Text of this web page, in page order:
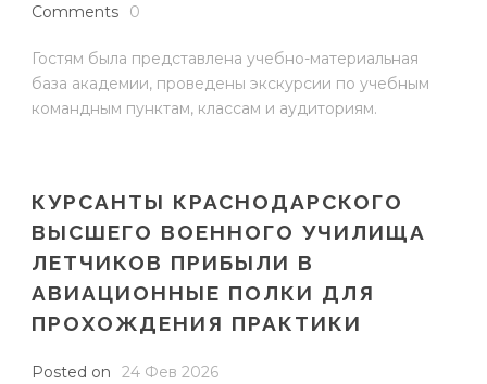
Comments
0
Гостям была представлена учебно-материальная
база академии, проведены экскурсии по учебным
командным пунктам, классам и аудиториям.
КУРСАНТЫ КРАСНОДАРСКОГО
ВЫСШЕГО ВОЕННОГО УЧИЛИЩА
ЛЕТЧИКОВ ПРИБЫЛИ В
АВИАЦИОННЫЕ ПОЛКИ ДЛЯ
ПРОХОЖДЕНИЯ ПРАКТИКИ
Posted on 24 Фев 2026